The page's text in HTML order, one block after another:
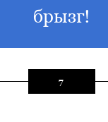
брызг!
7